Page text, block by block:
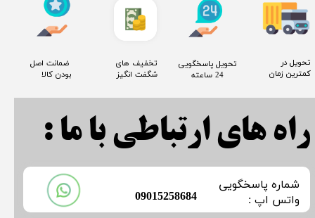
​شماره پاسخگویی
​​​​​واتس اپ :
​09015258684
راه های ارتباطی با ما :
​تحویل در
کمترین زمان
​تحویل پاسخگویی
24 ساعته
​تخفیف های
شگفت انگیز
​ ضمانت اصل
بودن کالا